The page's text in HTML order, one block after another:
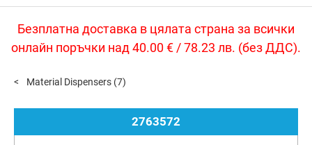
Безплатна доставка в цялата страна за всички
онлайн поръчки над 40.00 € / 78.23 лв. (без ДДС).
Material Dispensers (7)
2763572